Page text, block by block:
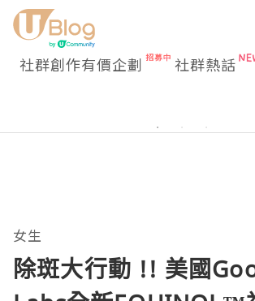
社群創作有價企劃 社群熱話
女生
除斑大行動 !! 美國